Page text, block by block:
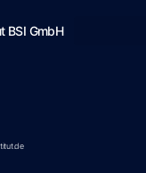
BSI GmbH